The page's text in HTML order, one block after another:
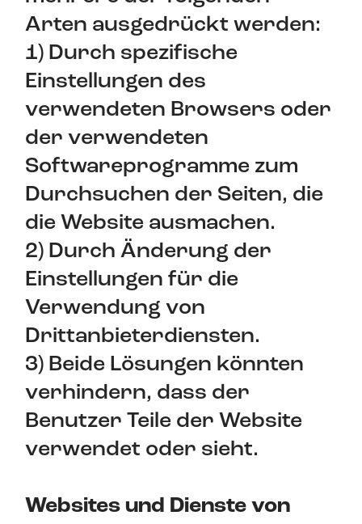
Arten ausgedrückt werden:
1) Durch spezifische
Einstellungen des
verwendeten Browsers oder
der verwendeten
Softwareprogramme zum
Durchsuchen der Seiten, die
die Website ausmachen.
2) Durch Änderung der
Einstellungen für die
Verwendung von
Drittanbieterdiensten.
3) Beide Lösungen könnten
verhindern, dass der
Benutzer Teile der Website
verwendet oder sieht.
Websites und Dienste von